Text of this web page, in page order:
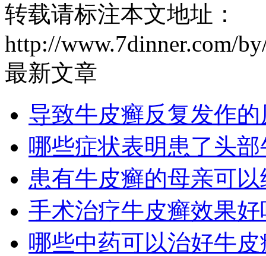
转载请标注本文地址：
http://www.7dinner.com/
最新文章
导致牛皮癣反复发作的
哪些症状表明患了头
患有牛皮癣的母亲可
手术治疗牛皮癣效果好
哪些中药可以治好牛皮